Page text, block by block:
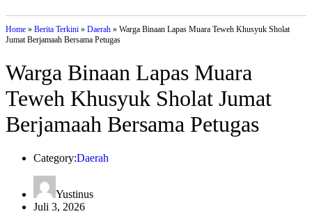
Home » Berita Terkini » Daerah » Warga Binaan Lapas Muara Teweh Khusyuk Sholat
Jumat Berjamaah Bersama Petugas
Warga Binaan Lapas Muara
Teweh Khusyuk Sholat Jumat
Berjamaah Bersama Petugas
Category:Daerah
Yustinus
Juli 3, 2026